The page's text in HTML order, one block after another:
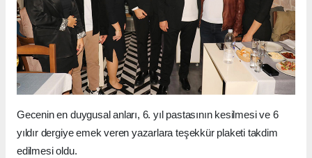
Gecenin en duygusal anları, 6. yıl pastasının kesilmesi ve 6
yıldır dergiye emek veren yazarlara teşekkür plaketi takdim
edilmesi oldu.